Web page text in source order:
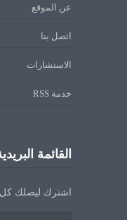
عن الموقع
اتصل بنا
الاستشارات
خدمة RSS
القائمة
اشترك ليصلك